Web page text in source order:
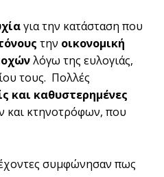
για την κατάσταση που
την οικονομική
λόγω της ευλογιάς,
τους. Πολλές
και καθυστερημένες
και κτηνοτρόφων, που
συμφώνησαν πως